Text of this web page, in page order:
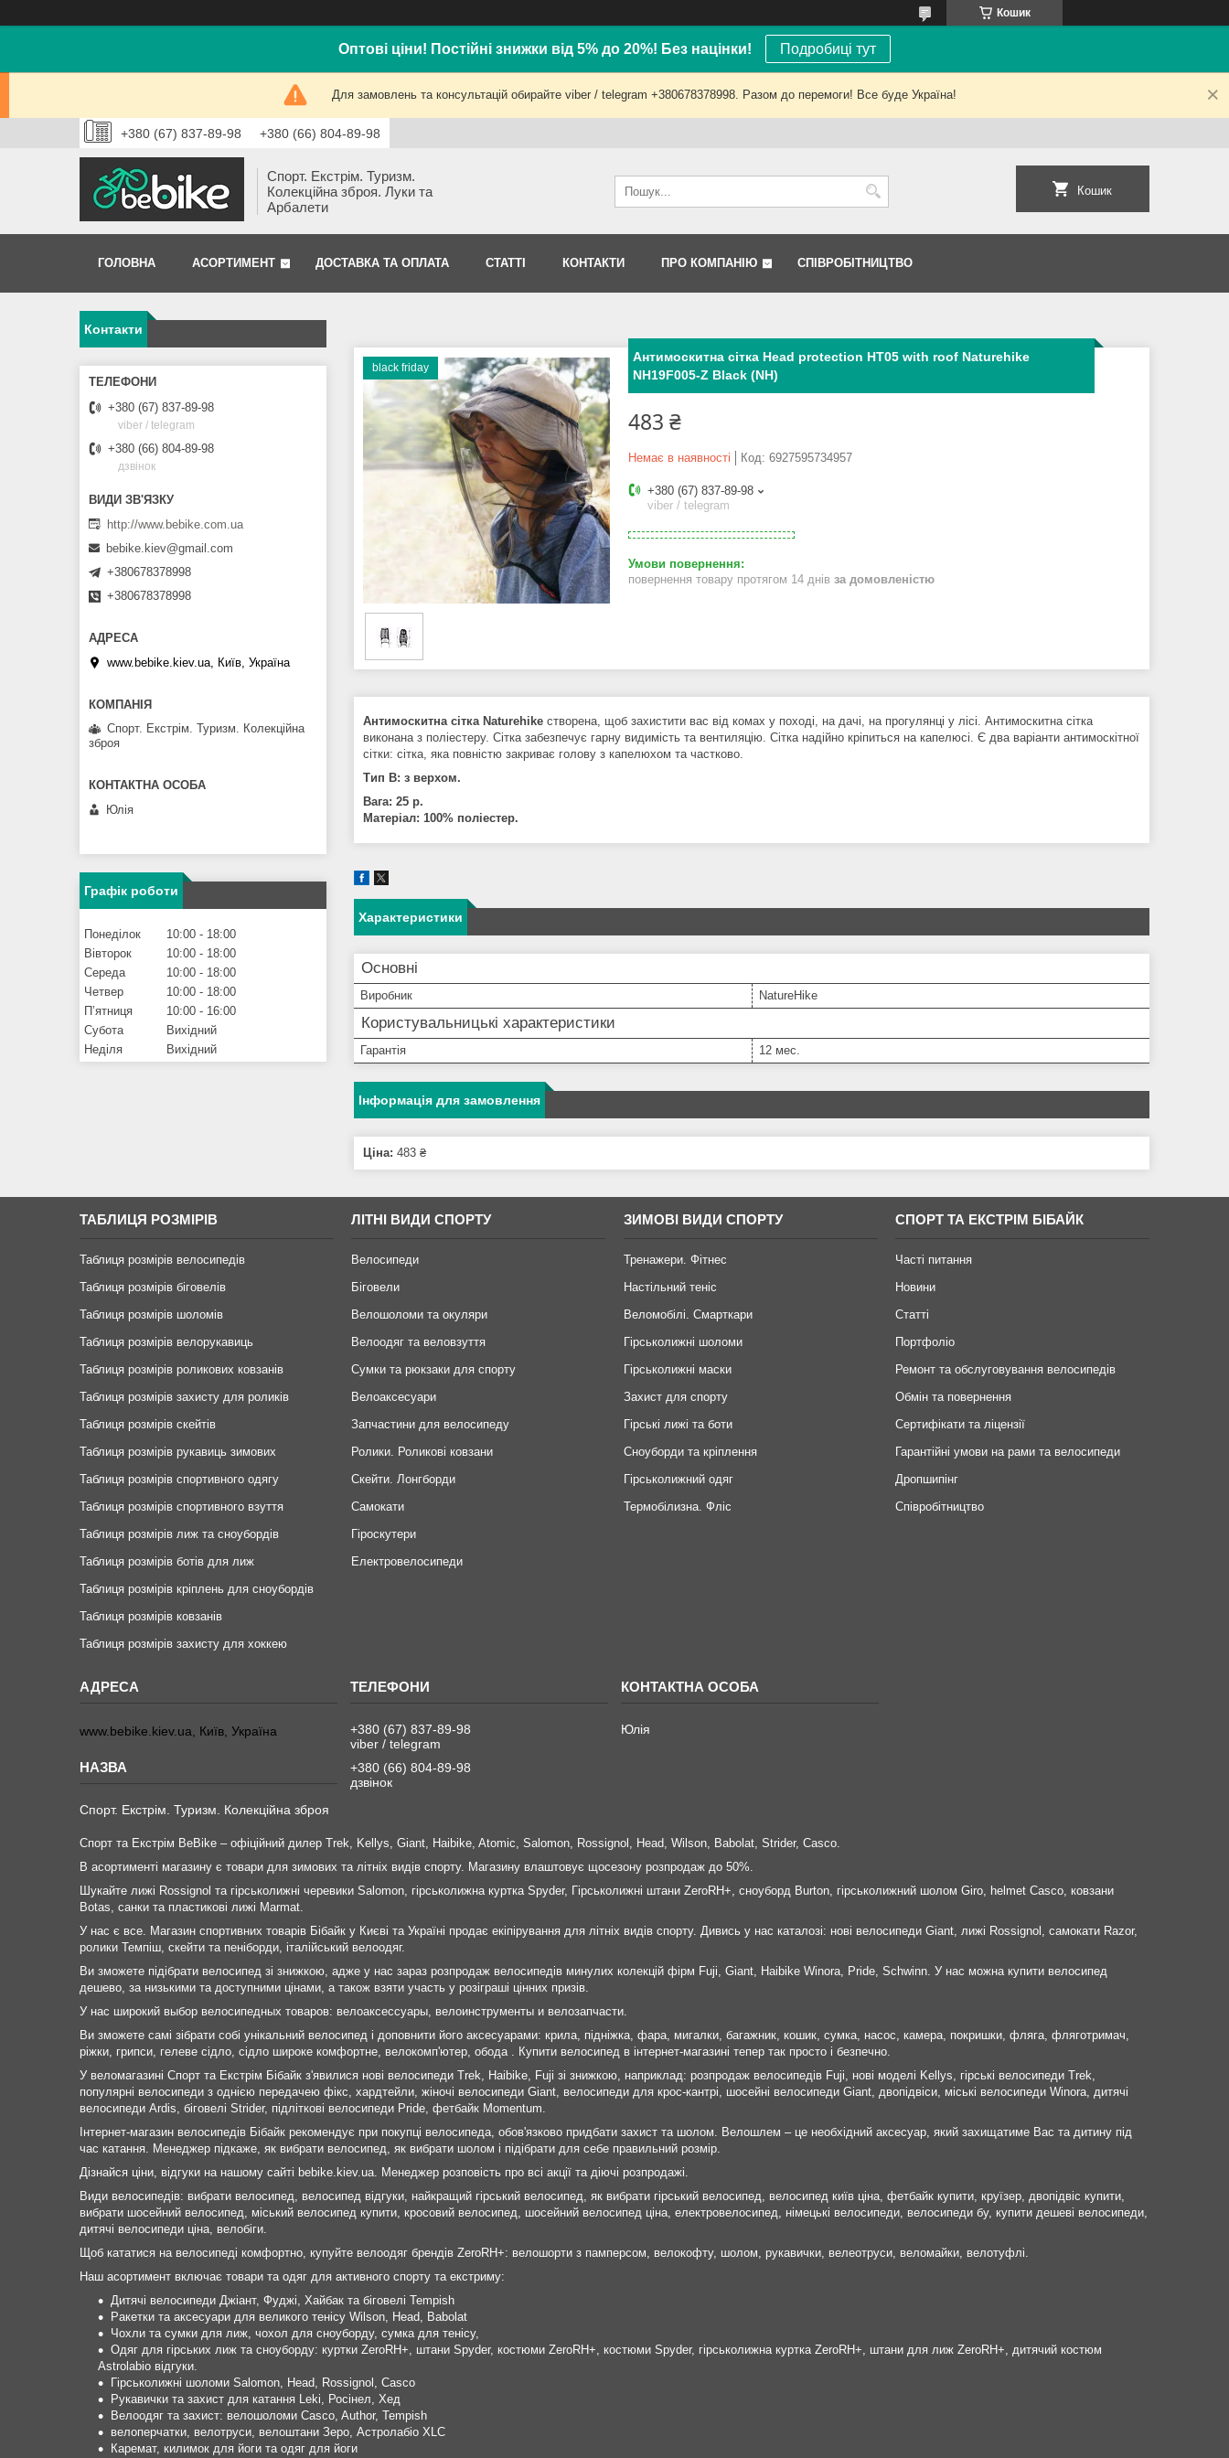
Кошик
Оптові ціни! Постійні знижки від 5% до 20%! Без націнки! Подробиці тут
Для замовлень та консультацій обирайте viber / telegram +380678378998. Разом до перемоги! Все буде Україна!
+380 (67) 837-89-98 +380 (66) 804-89-98
Спорт. Екстрім. Туризм.
Колекційна зброя. Луки та
Арбалети
Кошик
ГОЛОВНА АСОРТИМЕНТ ДОСТАВКА ТА ОПЛАТА СТАТТІ КОНТАКТИ ПРО КОМПАНІЮ СПІВРОБІТНИЦТВО
black friday
Антимоскитна сітка Head protection HT05 with roof Naturehike
NH19F005-Z Black (NH)
483 ₴
Немає в наявності Код: 6927595734957
+380 (67) 837-89-98
viber / telegram
повернення товару протягом 14 днів за домовленістю
Антимоскитна сітка Naturehike створена, щоб захистити вас від комах у поході, на дачі, на прогулянці у лісі. Антимоскитна сітка
виконана з поліестеру. Сітка забезпечує гарну видимість та вентиляцію. Сітка надійно кріпиться на капелюсі. Є два варіанти антимоскітної
сітки: сітка, яка повністю закриває голову з капелюхом та частково.
Тип B: з верхом.
Вага: 25 р.
Матеріал: 100% поліестер.
Характеристики
Основні
Виробник NatureHike
Користувальницькі характеристики
Гарантія 12 мес.
Інформація для замовлення
Ціна: 483 ₴
Контакти
+380 (67) 837-89-98
viber / telegram
+380 (66) 804-89-98
дзвінок
http://www.bebike.com.ua
bebike.kiev@gmail.com
+380678378998
+380678378998
www.bebike.kiev.ua, Київ, Україна
Спорт. Екстрім. Туризм. Колекційна
зброя
Юлія
Графік роботи
Понеділок 10:00
18:00
Вівторок
10:00
18:00
Середа
10:00
18:00
Четвер
10:00
18:00
Пʼятниця
10:00
16:00
Субота
Вихідний
Неділя
Вихідний
ТАБЛИЦЯ РОЗМІРІВ
Таблиця розмірів велосипедів
Таблиця розмірів біговелів
Таблиця розмірів шоломів
Таблиця розмірів велорукавиць
Таблиця розмірів роликових ковзанів
Таблиця розмірів захисту для роликів
Таблиця розмірів скейтів
Таблиця розмірів рукавиць зимових
Таблиця розмірів спортивного одягу
Таблиця розмірів спортивного взуття
Таблиця розмірів лиж та сноубордів
Таблиця розмірів ботів для лиж
Таблиця розмірів кріплень для сноубордів
Таблиця розмірів ковзанів
Таблиця розмірів захисту для хоккею
ЛІТНІ ВИДИ СПОРТУ
Велосипеди
Біговели
Велошоломи та окуляри
Велоодяг та веловзуття
Сумки та рюкзаки для спорту
Велоаксесуари
Запчастини для велосипеду
Ролики. Роликові ковзани
Скейти. Лонгборди
Самокати
Гіроскутери
Електровелосипеди
ЗИМОВІ ВИДИ СПОРТУ
Тренажери. Фітнес
Настільний теніс
Веломобілі. Смарткари
Гірськолижні шоломи
Гірськолижні маски
Захист для спорту
Гірські лижі та боти
Сноуборди та кріплення
Гірськолижний одяг
Термобілизна. Фліс
СПОРТ ТА ЕКСТРІМ БІБАЙК
Часті питання
Новини
Статті
Портфоліо
Ремонт та обслуговування велосипедів
Обмін та повернення
Сертифікати та ліцензії
Гарантійні умови на рами та велосипеди
Дропшипінг
Співробітництво
www.bebike.kiev.ua, Київ, Україна
Спорт. Екстрім. Туризм. Колекційна зброя
+380 (67) 837-89-98
viber / telegram
+380 (66) 804-89-98
дзвінок
Юлія
Спорт та Екстрім BeBike – офіційний дилер Trek, Kellys, Giant, Haibike, Atomic, Salomon, Rossignol, Head, Wilson, Babolat, Strider, Casco.
В асортименті магазину є товари для зимових та літніх видів спорту. Магазину влаштовує щосезону розпродаж до 50%.
Шукайте лижі Rossignol та гірськолижні черевики Salomon, гірськолижна куртка Spyder, Гірськолижні штани ZeroRH+, сноуборд Burton, гірськолижний шолом Giro, helmet Casco, ковзани
Botas, санки та пластикові лижі Marmat.
У нас є все. Магазин спортивних товарів Бібайк у Києві та Україні продає екіпірування для літніх видів спорту. Дивись у нас каталозі: нові велосипеди Giant, лижі Rossignol, самокати Razor,
ролики Темпіш, скейти та пеніборди, італійський велоодяг.
Ви зможете підібрати велосипед зі знижкою, адже у нас зараз розпродаж велосипедів минулих колекцій фірм Fuji, Giant, Haibike Winora, Pride, Schwinn. У нас можна купити велосипед
дешево, за низькими та доступними цінами, а також взяти участь у розіграші цінних призів.
У нас широкий выбор велосипедных товаров: велоаксессуары, велоинструменты и велозапчасти.
Ви зможете самі зібрати собі унікальний велосипед і доповнити його аксесуарами: крила, підніжка, фара, мигалки, багажник, кошик, сумка, насос, камера, покришки, фляга, фляготримач,
ріжки, грипси, гелеве сідло, сідло широке комфортне, велокомп'ютер, обода . Купити велосипед в інтернет-магазині тепер так просто і безпечно.
У веломагазині Спорт та Екстрім Бібайк з'явилися нові велосипеди Trek, Haibike, Fuji зі знижкою, наприклад: розпродаж велосипедів Fuji, нові моделі Kellys, гірські велосипеди Trek,
популярні велосипеди з однією передачею фікс, хардтейли, жіночі велосипеди Giant, велосипеди для крос-кантрі, шосейні велосипеди Giant, двопідвіси, міські велосипеди Winora, дитячі
велосипеди Ardis, біговелі Strider, підліткові велосипеди Pride, фетбайк Momentum.
Інтернет-магазин велосипедів Бібайк рекомендує при покупці велосипеда, обов'язково придбати захист та шолом. Велошлем – це необхідний аксесуар, який захищатиме Вас та дитину під
час катання. Менеджер підкаже, як вибрати велосипед, як вибрати шолом і підібрати для себе правильний розмір.
Дізнайся ціни, відгуки на нашому сайті bebike.kiev.ua. Менеджер розповість про всі акції та діючі розпродажі.
Види велосипедів: вибрати велосипед, велосипед відгуки, найкращий гірський велосипед, як вибрати гірський велосипед, велосипед київ ціна, фетбайк купити, круїзер, двопідвіс купити,
вибрати шосейний велосипед, міський велосипед купити, кросовий велосипед, шосейний велосипед ціна, електровелосипед, німецькі велосипеди, велосипеди бу, купити дешеві велосипеди,
дитячі велосипеди ціна, велобіги.
Щоб кататися на велосипеді комфортно, купуйте велоодяг брендів ZeroRH+: велошорти з памперсом, велокофту, шолом, рукавички, велеотруси, веломайки, велотуфлі.
Наш асортимент включає товари та одяг для активного спорту та екстриму:
Дитячі велосипеди Джіант, Фуджі, Хайбак та біговелі Tempish
Ракетки та аксесуари для великого тенісу Wilson, Head, Babolat
Чохли та сумки для лиж, чохол для сноуборду, сумка для тенісу,
Одяг для гірських лиж та сноуборду: куртки ZeroRH+, штани Spyder, костюми ZeroRH+, костюми Spyder, гірськолижна куртка ZeroRH+, штани для лиж ZeroRH+, дитячий костюм
Astrolabio відгуки.
Гірськолижні шоломи Salomon, Head, Rossignol, Casco
Рукавички та захист для катання Leki, Росінел, Хед
Велоодяг та захист: велошоломи Casco, Author, Tempish
велоперчатки, велотруси, велоштани Зеро, Астролабіо XLC
Каремат, килимок для йоги та одяг для йоги